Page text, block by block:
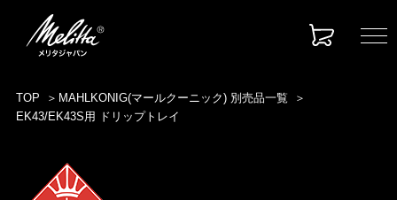
TOP
MAHLKONIG(マールクーニック) 別売品一覧
EK43/EK43S用 ドリップトレイ